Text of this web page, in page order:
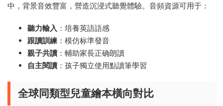
中，背景音效豐富，營造沉浸式聽覺體驗。音頻資源可用于：
聽力輸入 ：培養英語語感
跟讀訓練 ：模仿标準發音
親子共讀 ：輔助家長正确朗讀
自主閱讀 ：孩子獨立使用點讀筆學習
全球同類型兒童繪本橫向對比